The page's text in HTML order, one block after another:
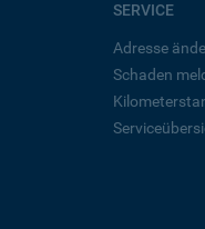
SERVICE
Adresse
Schaden